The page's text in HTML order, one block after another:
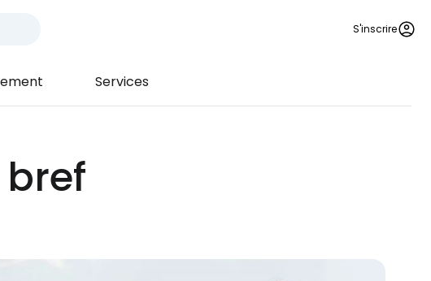
S'inscrire
Services
bref